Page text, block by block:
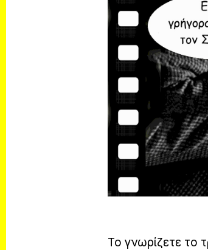
Το γνωρίζετε το